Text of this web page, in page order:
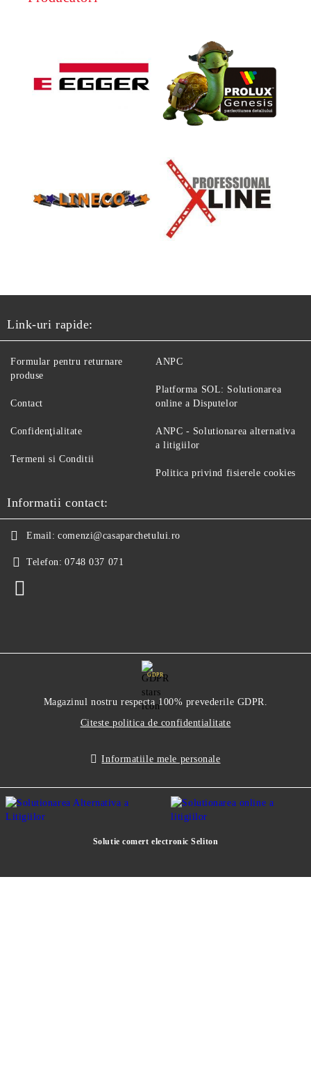
Link-uri rapide:
Formular pentru returnare
produse
Contact
Confidenţialitate
Termeni si Conditii
ANPC
Platforma SOL: Solutionarea
online a Disputelor
ANPC - Solutionarea alternativa
a litigiilor
Politica privind fisierele cookies
Informatii contact:
Email: comenzi@casaparchetului.ro
Telefon: 0748 037 071
GDPR
Magazinul nostru respecta 100% prevederile GDPR.
Citeste politica de confidentialitate
Informatiile mele personale
Solutie comert electronic Seliton